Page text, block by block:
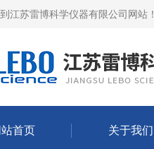
江苏雷博科学仪器有限公司网站 ！
站首页 关于我们